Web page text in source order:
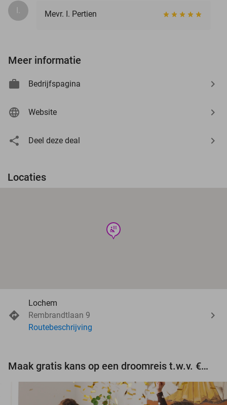
I. Mevr. I. Pertien
Meer informatie
Bedrijfspagina
Website
Deel deze deal
Locaties
wellness
Lochem
Rembrandtlaan 9
Routebeschrijving
Maak gratis kans op een droomreis t.w.v. €3.000!